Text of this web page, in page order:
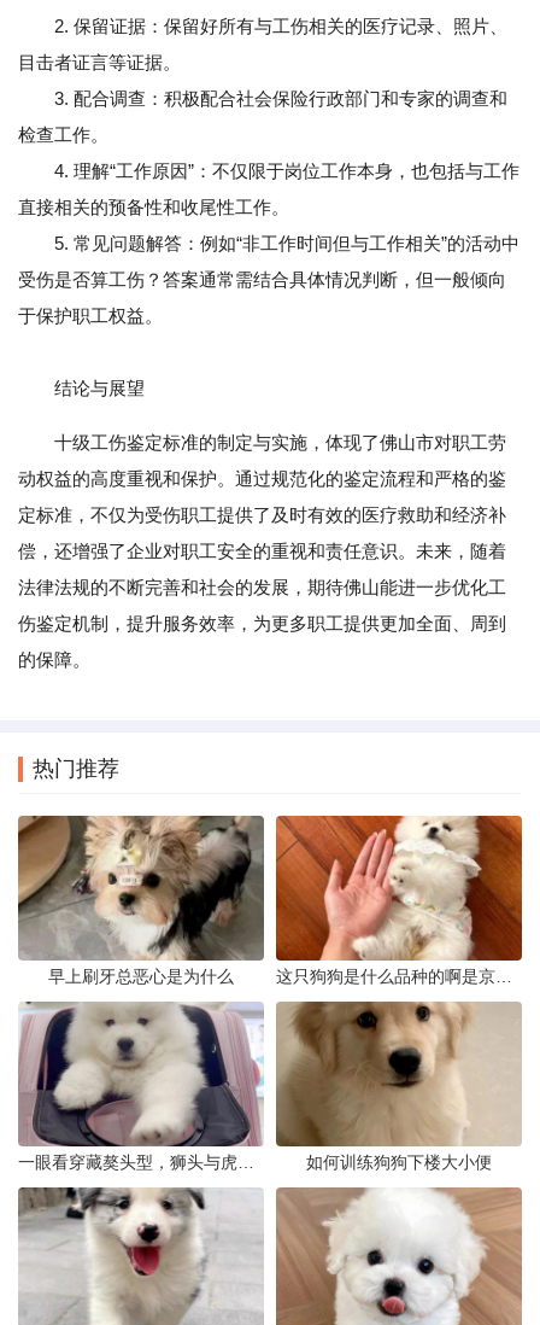
2. 保留证据：保留好所有与工伤相关的医疗记录、照片、
目击者证言等证据。
3. 配合调查：积极配合社会保险行政部门和专家的调查和
检查工作。
4. 理解“工作原因”：不仅限于岗位工作本身，也包括与工作
直接相关的预备性和收尾性工作。
5. 常见问题解答：例如“非工作时间但与工作相关”的活动中
受伤是否算工伤？答案通常需结合具体情况判断，但一般倾向
于保护职工权益。
结论与展望
十级工伤鉴定标准的制定与实施，体现了佛山市对职工劳
动权益的高度重视和保护。通过规范化的鉴定流程和严格的鉴
定标准，不仅为受伤职工提供了及时有效的医疗救助和经济补
偿，还增强了企业对职工安全的重视和责任意识。未来，随着
法律法规的不断完善和社会的发展，期待佛山能进一步优化工
伤鉴定机制，提升服务效率，为更多职工提供更加全面、周到
的保障。
热门推荐
早上刷牙总恶心是为什么
如何训练狗狗下楼大小便